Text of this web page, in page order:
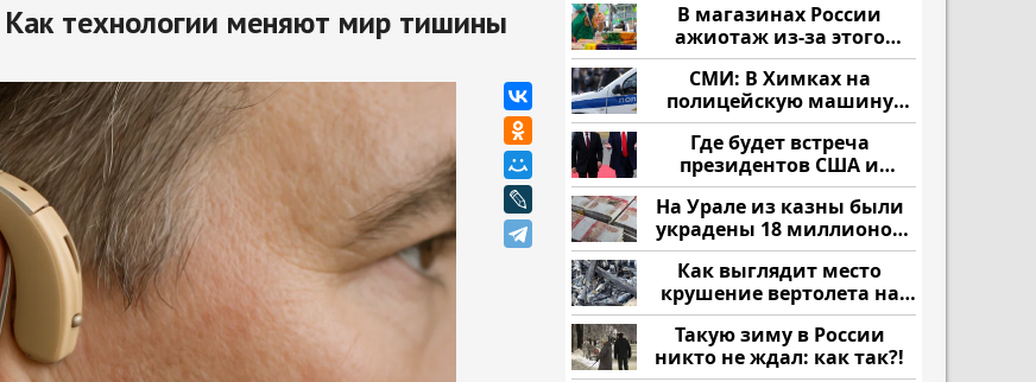
технологии меняют мир тишины
В магазинах России
ажиотаж из-за этого
продукта: что купить?
СМИ: В Химках на
полицейскую машину
напали и подожгли.
Где будет встреча
президентов США и
России: Европа?
На Урале из казны были
украдены 18 миллионов
рублей
Как выглядит место
крушение вертолета на
Кавказе: смотреть
Такую зиму в России
никто не ждал: как так?!